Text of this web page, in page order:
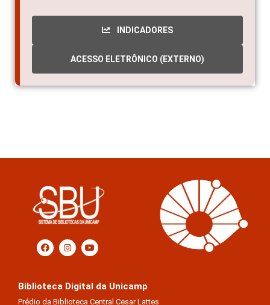
INDICADORES
ACESSO ELETRÔNICO (EXTERNO)
Biblioteca Digital da Unicamp
Prédio da Biblioteca Central Cesar Lattes